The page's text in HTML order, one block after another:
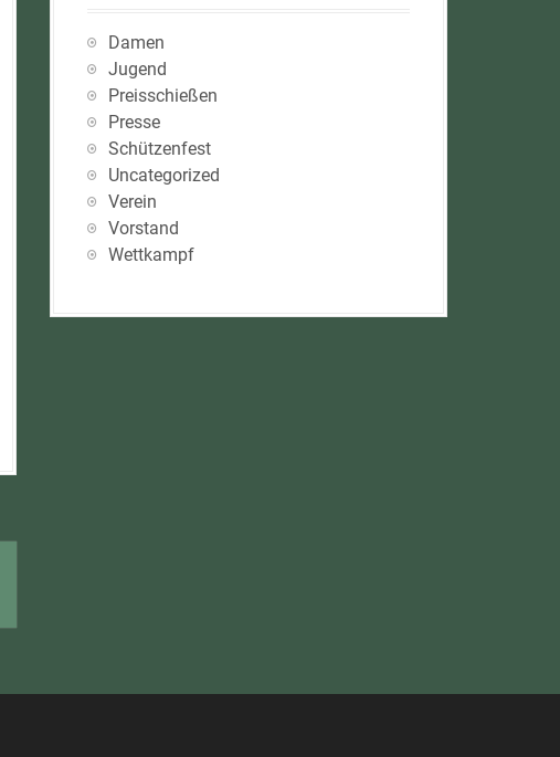
Damen
Jugend
Preisschießen
Presse
Schützenfest
Uncategorized
Verein
Vorstand
Wettkampf